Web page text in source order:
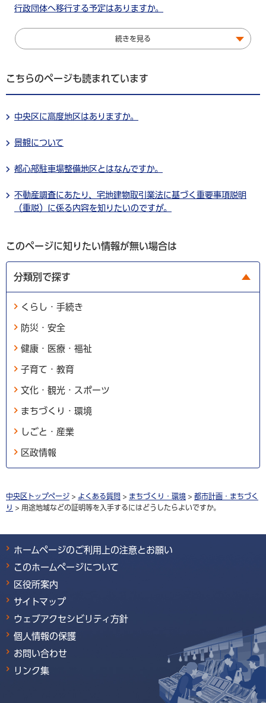
行政団体へ移行する予定はありますか。
続きを見る
こちらのページも読まれています
中央区に高度地区はありますか。
景観について
都心部駐車場整備地区とはなんですか。
不動産調査にあたり、宅地建物取引業法に基づく重要事項説明
（重説）に係る内容を知りたいのですが。
このページに知りたい情報が無い場合は
分類別で探す
くらし・手続き
防災・安全
健康・医療・福祉
子育て・教育
文化・観光・スポーツ
まちづくり・環境
しごと・産業
区政情報
中央区トップページ > よくある質問 > まちづくり・環境 > 都市計画・まちづく
り > 用途地域などの証明等を入手するにはどうしたらよいですか。
ホームページのご利用上の注意とお願い
このホームページについて
区役所案内
サイトマップ
ウェブアクセシビリティ方針
個人情報の保護
お問い合わせ
リンク集